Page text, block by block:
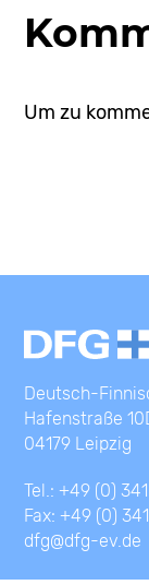
Um zu
Deutsch-
Hafenstraße
04179 Leipzig
Tel.: +49 (0)
Fax: +49 (0)
dfg@dfg-ev.de